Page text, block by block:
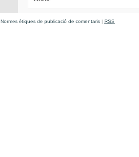
Normes ètiques de publicació de comentaris | RSS